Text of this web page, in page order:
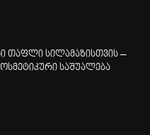
თაფლი სილამაზისთვის –
საშუალება